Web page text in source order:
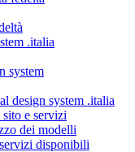
.italia
system
design system .italia
e servizi
dei modelli
disponibili